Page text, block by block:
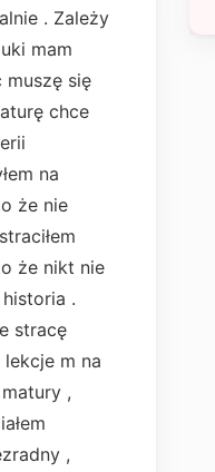
. Zależy
mam
się
chce
na
że nie
że nikt nie
.
stracę
m na
,
,